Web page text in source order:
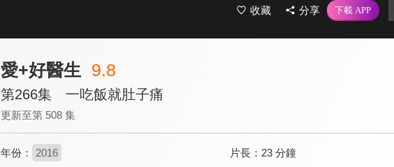
收藏 分享
愛+好醫生 9.8
第266集 一吃飯就肚子痛
更新至第 508 集
年份： 2016 片長： 23 分鐘